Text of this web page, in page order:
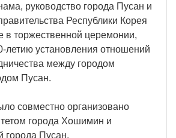
руководство города Пусан и
Республики Корея
в торжественной церемонии,
летию установления отношений
между городом
Пусан.
совместно организовано
города Хошимин и
города Пусан.